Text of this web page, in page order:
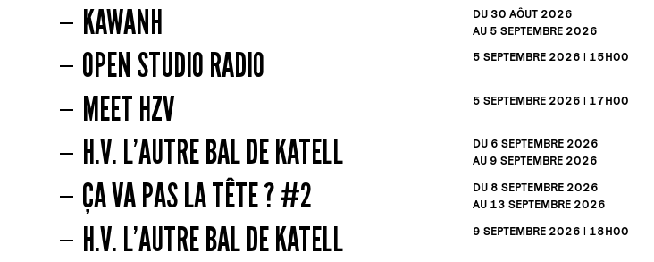
KAWANH DU 30AÔUT 2026
AU 5SEPTEMBRE 2026
OPEN STUDIO RADIO 5SEPTEMBRE 2026 | 15H00
MEET HZV 5SEPTEMBRE 2026 | 17H00
H.V. L’AUTRE BAL DE KATELL DU 6SEPTEMBRE 2026
AU 9SEPTEMBRE 2026
ÇA VA PAS LA TÊTE ? #2 DU 8SEPTEMBRE 2026
AU 13SEPTEMBRE 2026
H.V. L’AUTRE BAL DE KATELL 9SEPTEMBRE 2026 | 18H00